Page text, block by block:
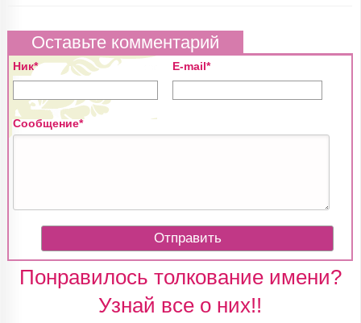
Оставьте комментарий
Ник* E-mail*
Сообщение*
Понравилось толкование имени?
Узнай все о них!!